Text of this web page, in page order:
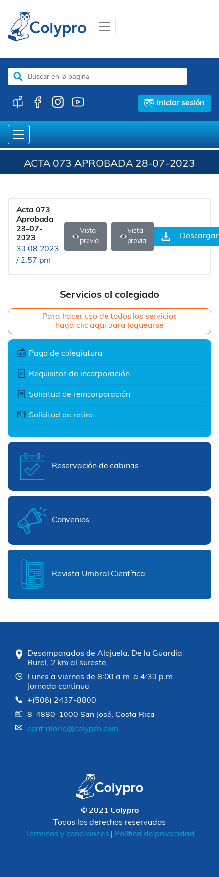
Buscar:
Iniciar sesión
ACTA 073 APROBADA 28-07-2023
Servicios al colegiado
Para hacer uso de todos los servicios
haga clic aquí para loguearse
Pago de colegiatura
Requisitos de incorporación
Solicitud de reincorporación
Solicitud de retiro
Reservación de cabinas
Convenios
Revista Umbral Científica
Acta 073
Aprobada
28-07-
2023
30.08.2023
/ 2:57 pm
Vista
previa
Vista
previa
Descargar
Desamparados de Alajuela. De la Guardia
Rural, 2 km al sureste
Lunes a viernes de 8:00 a.m. a 4:30 p.m.
Jornada continua
+(506) 2437-8800
8-4880-1000 San José, Costa Rica
contraloria@colypro.com
© 2021 Colypro
Todos los derechos reservados
Términos y condiciones
Política de privacidad